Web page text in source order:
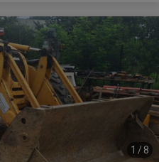
1 / 8